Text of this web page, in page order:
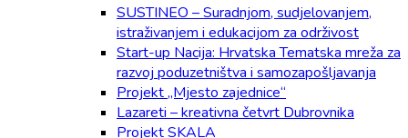
SUSTINEO – Suradnjom, sudjelovanjem,
istraživanjem i edukacijom za održivost
Start-up Nacija: Hrvatska Tematska mreža za
razvoj poduzetništva i samozapošljavanja
Projekt „Mjesto zajednice“
Lazareti – kreativna četvrt Dubrovnika
Projekt SKALA